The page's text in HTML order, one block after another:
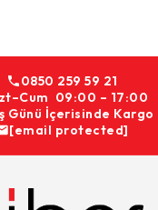
0850 259 59 21
09:00 – 17:00
Günü İçerisinde Kargo
[email protected]